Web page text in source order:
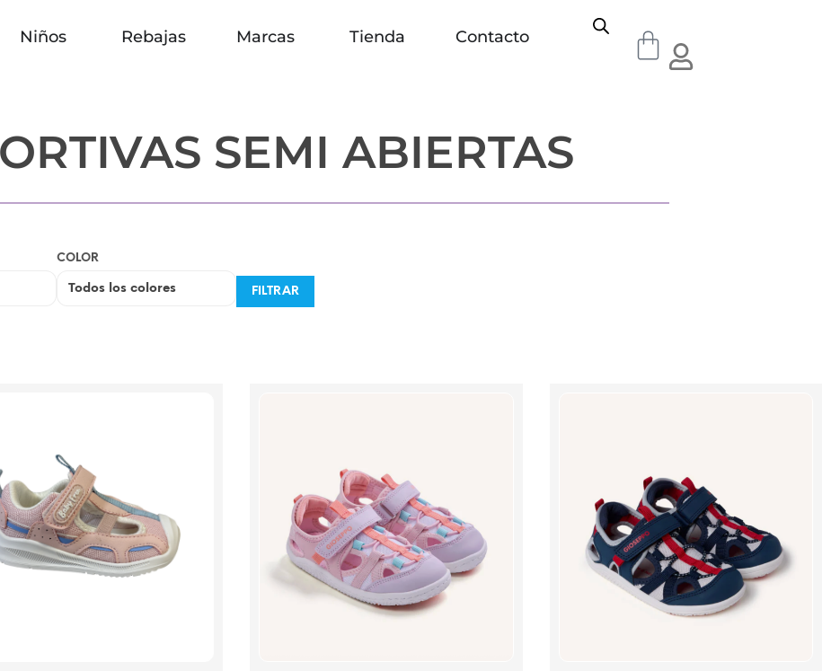
Niños Rebajas Marcas Tienda Contacto
SEMI ABIERTAS
COLOR
FILTRAR